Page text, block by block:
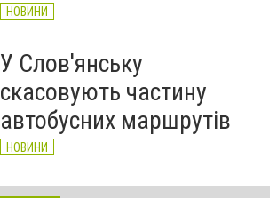
НОВИНИ
У Слов'янську
скасовують частину
автобусних маршрутів
НОВИНИ